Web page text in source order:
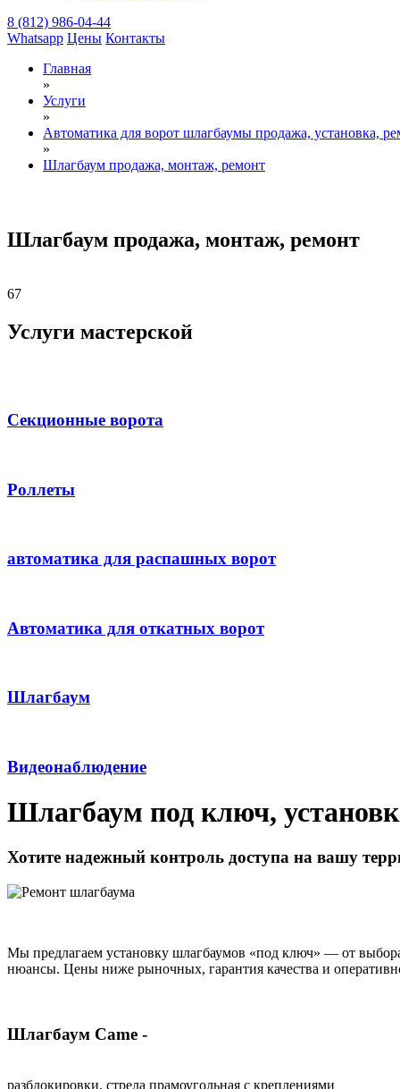
8 (812) 986-04-44
Whatsapp Цены Контакты
Главная
»
Услуги
»
Автоматика для ворот шлагбаумы продажа, установка,
»
Шлагбаум продажа, монтаж, ремонт
Шлагбаум продажа, монтаж, ремонт
67
Услуги мастерской
Секционные ворота
Роллеты
автоматика для распашных ворот
Автоматика для откатных ворот
Шлагбаум
Видеонаблюдение
Шлагбаум под ключ,
Хотите надежный контроль доступа на вашу
Мы предлагаем установку шлагбаумов «под ключ» — от
нюансы. Цены ниже рыночных, гарантия качества и
Шлагбаум Came -
разблокировки, стрела прамоугольная с креплениями